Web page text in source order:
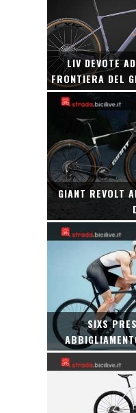
LIV DEVOTE
FRONTIERA DEL
GIANT REVOLT
SIXS